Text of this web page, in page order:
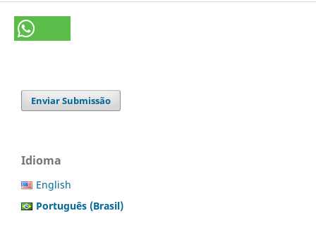
Enviar Submissão
Idioma
English
Português (Brasil)